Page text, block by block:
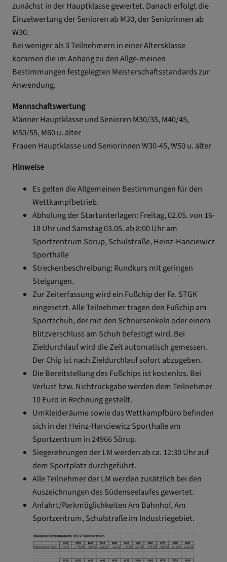
zunächst in der Hauptklasse gewertet. Danach erfolgt die
Einzelwertung der Senioren ab M30, der Seniorinnen ab
W30.
Bei weniger als 3 Teilnehmern in einer Altersklasse
kommen die im Anhang zu den Allge-meinen
Bestimmungen festgelegten Meisterschaftsstandards zur
Anwendung.
Mannschaftswertung
Männer Hauptklasse und Senioren M30/35, M40/45,
M50/55, M60 u. älter
Frauen Hauptklasse und Seniorinnen W30-45, W50 u. älter
Hinweise
Es gelten die Allgemeinen Bestimmungen für den
Wettkampfbetrieb.
Abholung der Startunterlagen: Freitag, 02.05. von 16-
18 Uhr und Samstag 03.05. ab 8:00 Uhr am
Sportzentrum Sörup, Schulstraße, Heinz-Hanciewicz
Sporthalle
Streckenbeschreibung: Rundkurs mit geringen
Steigungen.
Zur Zeiterfassung wird ein Fußchip der Fa. STGK
eingesetzt. Alle Teilnehmer tragen den Fußchip am
Sportschuh, der mit den Schnürsenkeln oder einem
Blitzverschluss am Schuh befestigt wird. Bei
Zieldurchlauf wird die Zeit automatisch gemessen.
Der Chip ist nach Zieldurchlauf sofort abzugeben.
Die Bereitstellung des Fußchips ist kostenlos. Bei
Verlust bzw. Nichtrückgabe werden dem Teilnehmer
10 Euro in Rechnung gestellt.
Umkleideräume sowie das Wettkampfbüro befinden
sich in der Heinz-Hanciewicz Sporthalle am
Sportzentrum in 24966 Sörup.
Siegerehrungen der LM werden ab ca. 12:30 Uhr auf
dem Sportplatz durchgeführt.
Alle Teilnehmer der LM werden zusätzlich bei den
Auszeichnungen des Südenseelaufes gewertet.
Anfahrt/Parkmöglichkeiten Am Bahnhof, Am
Sportzentrum, Schulstraße im Industriegebiet.